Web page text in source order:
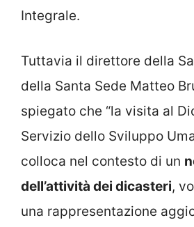
Integrale.
Tuttavia il direttore della
della Santa Sede Matteo
spiegato che “la visita al
Servizio dello Sviluppo
colloca nel contesto di un
dell’attività dei dicasteri,
una rappresentazione